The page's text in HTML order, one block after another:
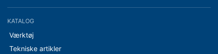
KATALOG
Værktøj
Tekniske artikler